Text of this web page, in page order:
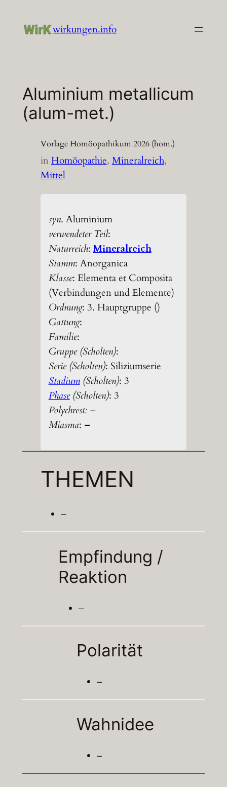
Inhalt
wirkungen.info
Aluminium metallicum
(alum-met.)
Vorlage Homöopathikum 2026 (hom.)
inHomöopathie, Mineralreich
Mittel
syn. Aluminium
verwendeter Teil:
Naturreich:Mineralreich
Stamm: Anorganica
Klasse: Elementa et Composita
(Verbindungen und Elemente)
Ordnung: 3. Hauptgruppe ()
Gattung:
Familie:
Gruppe (Scholten):
Serie (Scholten): Siliziumserie
Stadium(Scholten): 3
Phase(Scholten): 3
Polychrest: –
Miasma: –
THEMEN
–
Empfindung /
Reaktion
–
Polarität
–
Wahnidee
–